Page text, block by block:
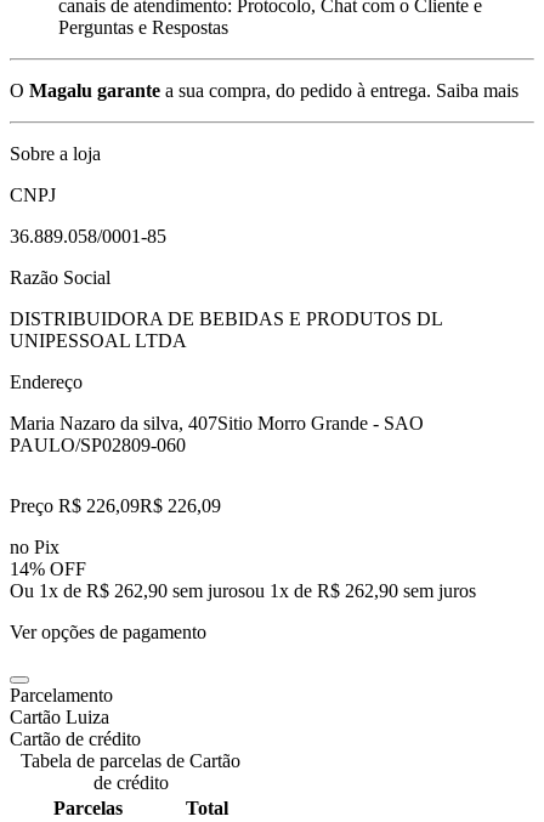
canais de atendimento: Protocolo, Chat com o Cliente e
Perguntas e Respostas
O Magalu garante a sua compra, do pedido à entrega. Saiba mais
Sobre a loja
CNPJ
36.889.058/0001-85
Razão Social
DISTRIBUIDORA DE BEBIDAS E PRODUTOS DL
UNIPESSOAL LTDA
Endereço
Maria Nazaro da silva, 407Sitio Morro Grande - SAO
PAULO/SP02809-060
Preço R$ 226,09R$ 226,09
no Pix
14% OFF
Ou 1x de R$ 262,90 sem jurosou 1x de R$ 262,90 sem juros
Ver opções de pagamento
Parcelamento
Cartão Luiza
Cartão de crédito
Tabela de parcelas de Cartão
de crédito
Parcelas
Total